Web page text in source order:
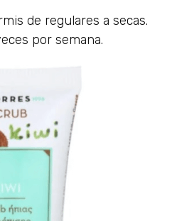
de regulares a secas.
por semana.